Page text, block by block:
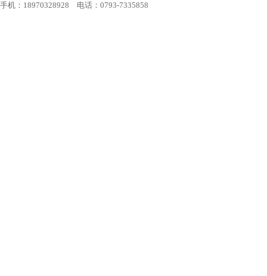
手机：18970328928 电话：0793-7335858